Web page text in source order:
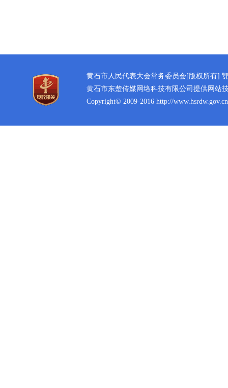
黄石市人民代表大会常务委员会[版权所有]
黄石市东楚传媒网络科技有限公司提供网站
Copyright© 2009-2016 http://